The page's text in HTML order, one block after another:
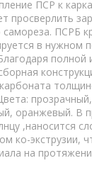
ПСР к
просверлить
ПСРБ
в нужном
оранжевый. В
,наносится
ко-экструзии,
на